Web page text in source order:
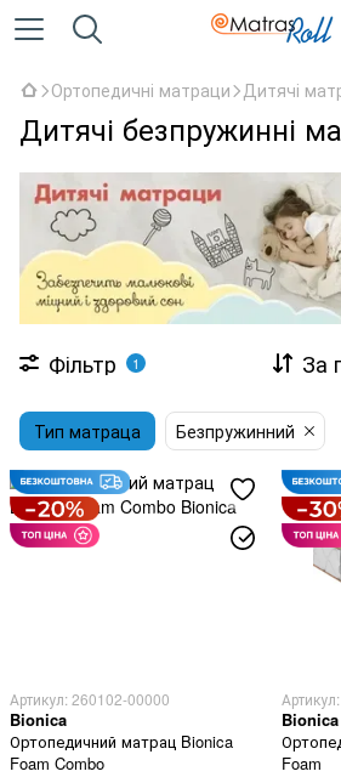
Ортопедичні матраци Дитячі
Дитячі безпружинні
Фільтр 1 За
Тип матраца Безпружинний
Артикул: 260102-00000
Bionica
Ортопедичний матрац Bionica
Foam Combo
Bionica
Foam